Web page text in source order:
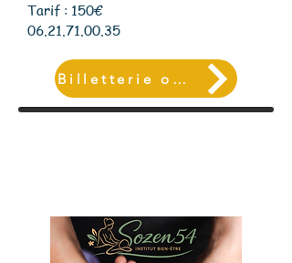
Tarif : 150€
06.21.71.00.35
Billetterie ou Inscription